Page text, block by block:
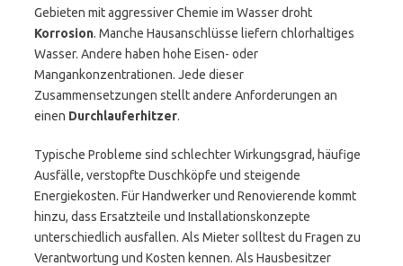
Gebieten mit aggressiver Chemie im Wasser droht
Korrosion. Manche Hausanschlüsse liefern chlorhaltiges
Wasser. Andere haben hohe Eisen- oder
Mangankonzentrationen. Jede dieser
Zusammensetzungen stellt andere Anforderungen an
einen Durchlauferhitzer.
Typische Probleme sind schlechter Wirkungsgrad, häufige
Ausfälle, verstopfte Duschköpfe und steigende
Energiekosten. Für Handwerker und Renovierende kommt
hinzu, dass Ersatzteile und Installationskonzepte
unterschiedlich ausfallen. Als Mieter solltest du Fragen zu
Verantwortung und Kosten kennen. Als Hausbesitzer